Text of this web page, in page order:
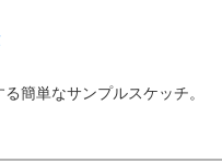
簡単なサンプルスケッチ。